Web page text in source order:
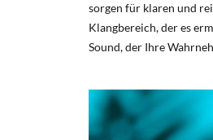
sorgen für klaren und
Klangbereich, der es
Sound, der Ihre